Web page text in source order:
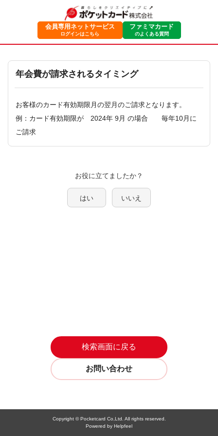
会員専用ネットサービス
ログインはこちら
ファミマカード
のよくある質問
年会費が請求されるタイミング
お客様のカード有効期限月の翌月のご請求となります。
例：カード有効期限が 2024年 9月 の場合 毎年10月に
ご請求
はい いいえ
検索画面に戻る
お問い合わせ
Copyright © Pocketcard Co,Ltd. All rights reserved.
Powered by Helpfeel